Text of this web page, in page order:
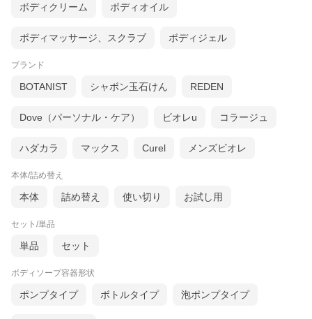
ボディクリーム ボディオイル
ボディマッサージ、スクラブ ボディジェル
ブランド
BOTANIST シャボン玉石けん REDEN
Dove（パーソナル・ケア） ビオレu コラージュ
ハダカラ マックス Curel メンズビオレ
本体/詰め替え
本体 詰め替え 使い切り お試し用
セット/単品
単品 セット
ボディソープ容器形状
ポンプタイプ ボトルタイプ 泡ポンプタイプ